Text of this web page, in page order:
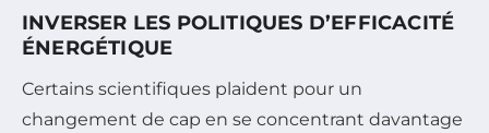
INVERSER LES POLITIQUES D’EFFICACITÉ
ÉNERGÉTIQUE
Certains scientifiques plaident pour un
changement de cap en se concentrant davantage